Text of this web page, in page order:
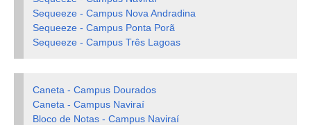
Sequeeze - Campus Nova Andradina
Sequeeze - Campus Ponta Porã
Sequeeze - Campus Três Lagoas
Caneta - Campus Dourados
Caneta - Campus Naviraí
Bloco de Notas - Campus Naviraí